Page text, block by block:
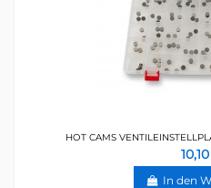
HOT CAMS
In den